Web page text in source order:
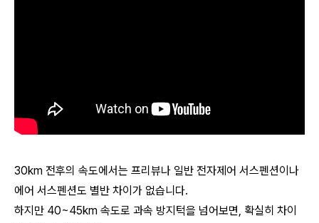
30km 전후의 속도에서는 프리뷰나 일반 전자제어 서스펜션이나
에어 서스펜션도 별반 차이가 없습니다.
하지만 40~45km 속도로 과속 방지턱을 넘어보면, 확실히 차이